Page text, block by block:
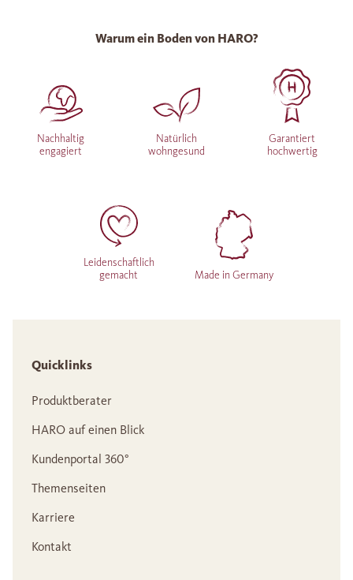
Warum ein Boden von HARO?
Nachhaltig
engagiert
Natürlich
wohngesund
Garantiert
hochwertig
Leidenschaftlich
gemacht
Made in Germany
Quicklinks
Produktberater
HARO auf einen Blick
Kundenportal 360°
Themenseiten
Karriere
Kontakt